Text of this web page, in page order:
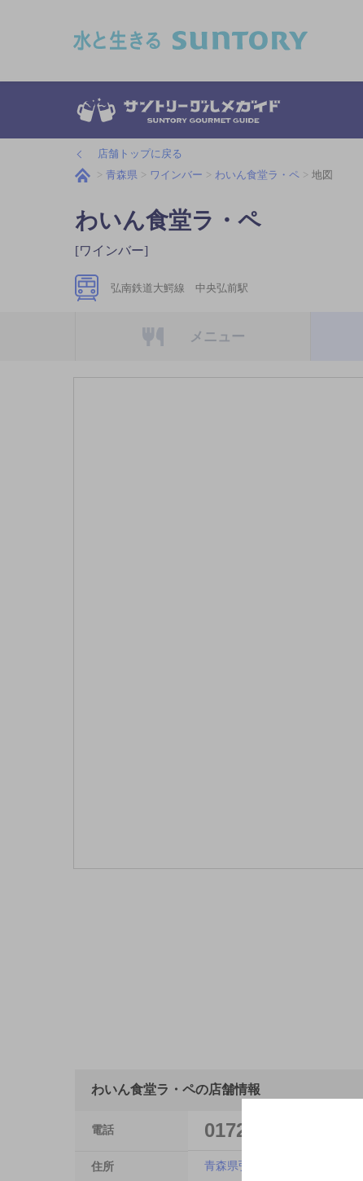
店舗トップに戻る
青森県
ワインバー わいん食堂ラ・ペ 地図
わいん食堂ラ・ペ
[ワインバー]
弘南鉄道大鰐線 中央弘前駅
メニュー
わいん食堂ラ・ペの店舗情報
電話 0172313317
住所 青森県弘前市大字百石町９-２Ｆ